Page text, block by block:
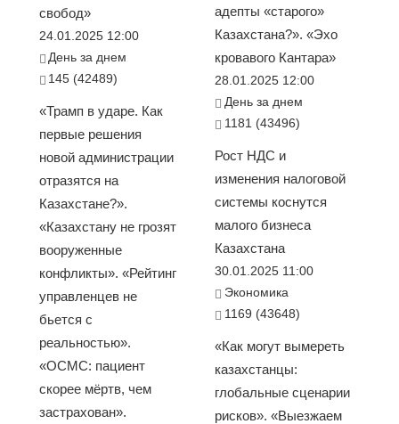
свобод»
24.01.2025 12:00
День за днем
145 (42489)
«Трамп в ударе. Как
первые решения
новой администрации
отразятся на
Казахстане?».
«Казахстану не грозят
вооруженные
конфликты». «Рейтинг
управленцев не
бьется с
реальностью».
«ОСМС: пациент
скорее мёртв, чем
застрахован».
адепты «старого»
Казахстана?». «Эхо
кровавого Кантара»
28.01.2025 12:00
День за днем
1181 (43496)
Рост НДС и
изменения налоговой
системы коснутся
малого бизнеса
Казахстана
30.01.2025 11:00
Экономика
1169 (43648)
«Как могут вымереть
казахстанцы:
глобальные сценарии
рисков». «Выезжаем